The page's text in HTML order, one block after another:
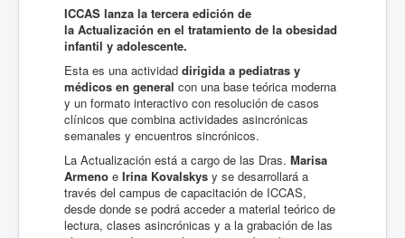
ICCAS lanza la tercera edición de
la Actualización en el tratamiento de la obesidad
infantil y adolescente.
Esta es una actividad dirigida a pediatras y
médicos en general con una base teórica moderna
y un formato interactivo con resolución de casos
clínicos que combina actividades asincrónicas
semanales y encuentros sincrónicos.
La Actualización está a cargo de las Dras. Marisa
Armeno e Irina Kovalskys y se desarrollará a
través del campus de capacitación de ICCAS,
desde donde se podrá acceder a material teórico de
lectura, clases asincrónicas y a la grabación de las